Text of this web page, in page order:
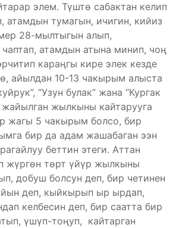
элем. Түштө сабактан келип
атамдын тумагын, ичигин, кийиз
28-мылтыгын алып,
атамдын атына минип, чоң
караңгы кире элек кезде
айылдан 10-13 чакырым алыста
“Узун булак” жана “Кургак
жайылган жылкыны кайтарууга
жагы 5 чакырым болсо, бир
бир да адам жашабаган ээн
беттин этеги. Аттан
жүргөн төрт үйүр жылкыны
добуш болсун деп, бир четинен
деп, кыйкырып ыр ырдап,
келбесин деп, бир саатта бир
үшүп-тоңуп, кайтарган